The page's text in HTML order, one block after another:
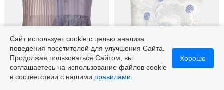
-55% по коду 5525
SO'HOME
Наволочка с клапаном, 50х70
SO'HOME
Наволочка с клапаном, 50х70
Сайт использует cookie с целью анализа
поведения посетителей для улучшения Сайта.
Продолжая пользоваться Сайтом, вы
соглашаетесь на использование файлов cookie
в соответствии с нашими правилами.
Хорошо